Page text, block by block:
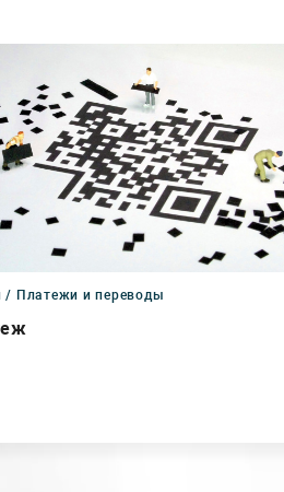
/ Платежи и переводы